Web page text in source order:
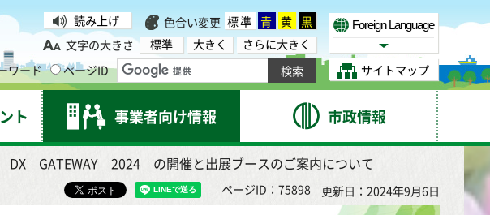
読み上げ 色合い変更 標準 青 黄 黒
文字の大きさ
標準 大きく
さらに大きく
ワード
ページID
Foreign Language
Select Language
サイトマップ
ト 事業者向け情報 市政情報
DX GATEWAY 2024 の開催と出展ブースのご案内について
ページID：75898 更新日：2024年9月6日